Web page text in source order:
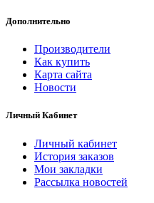
Дополнительно
Производители
Как купить
Карта сайта
Новости
Личный Кабинет
Личный кабинет
История заказов
Мои закладки
Рассылка новостей